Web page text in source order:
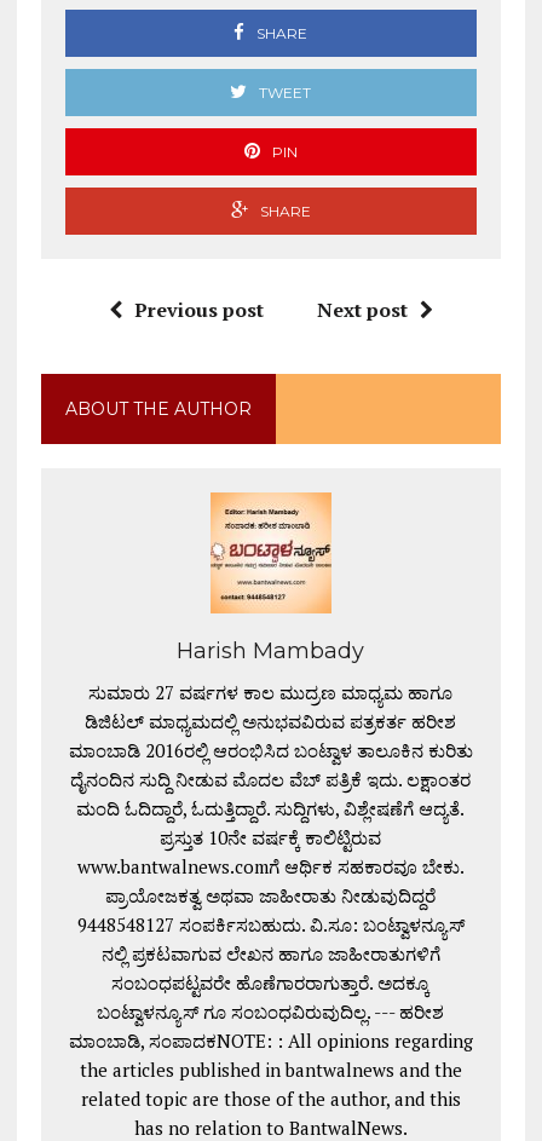
SHARE
TWEET
PIN
SHARE
Previous post Next post
ABOUT THE AUTHOR
Harish Mambady
ಸುಮಾರು 27 ವರ್ಷಗಳ ಕಾಲ ಮುದ್ರಣ ಮಾಧ್ಯಮ ಹಾಗೂ
ಡಿಜಿಟಲ್ ಮಾಧ್ಯಮದಲ್ಲಿ ಅನುಭವವಿರುವ ಪತ್ರಕರ್ತ ಹರೀಶ
ಮಾಂಬಾಡಿ 2016ರಲ್ಲಿ ಆರಂಭಿಸಿದ ಬಂಟ್ವಾಳ ತಾಲೂಕಿನ ಕುರಿತು
ದೈನಂದಿನ ಸುದ್ದಿ ನೀಡುವ ಮೊದಲ ವೆಬ್ ಪತ್ರಿಕೆ ಇದು. ಲಕ್ಷಾಂತರ
ಮಂದಿ ಓದಿದ್ದಾರೆ, ಓದುತ್ತಿದ್ದಾರೆ. ಸುದ್ದಿಗಳು, ವಿಶ್ಲೇಷಣೆಗೆ ಆದ್ಯತೆ.
ಪ್ರಸ್ತುತ 10ನೇ ವರ್ಷಕ್ಕೆ ಕಾಲಿಟ್ಟಿರುವ
www.bantwalnews.comಗೆ ಆರ್ಥಿಕ ಸಹಕಾರವೂ ಬೇಕು.
ಪ್ರಾಯೋಜಕತ್ವ ಅಥವಾ ಜಾಹೀರಾತು ನೀಡುವುದಿದ್ದರೆ
9448548127 ಸಂಪರ್ಕಿಸಬಹುದು. ವಿ.ಸೂ: ಬಂಟ್ವಾಳನ್ಯೂಸ್
ನಲ್ಲಿ ಪ್ರಕಟವಾಗುವ ಲೇಖನ ಹಾಗೂ ಜಾಹೀರಾತುಗಳಿಗೆ
ಸಂಬಂಧಪಟ್ಟವರೇ ಹೊಣೆಗಾರರಾಗುತ್ತಾರೆ. ಅದಕ್ಕೂ
ಬಂಟ್ವಾಳನ್ಯೂಸ್ ಗೂ ಸಂಬಂಧವಿರುವುದಿಲ್ಲ. --- ಹರೀಶ
ಮಾಂಬಾಡಿ, ಸಂಪಾದಕNOTE: : All opinions regarding
the articles published in bantwalnews and the
related topic are those of the author, and this
has no relation to BantwalNews.